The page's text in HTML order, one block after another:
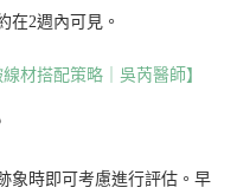
在2週內可見。
材搭配策略｜吳芮醫師】
象時即可考慮進行評估。早